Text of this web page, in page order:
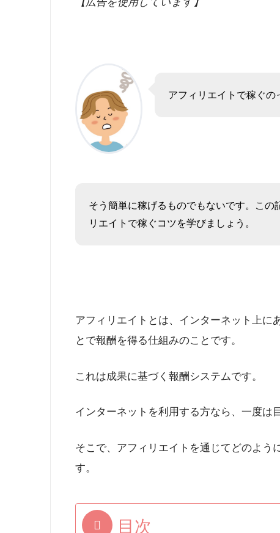
アフィリエイトで稼ぐ
そう簡単に稼げるものでもないです。この
リエイトで稼ぐコツを学びましょう。
アフィリエイトとは、インターネット上に
とで報酬を得る仕組みのことです。
これは成果に基づく報酬システムです。
インターネットを利用する方なら、一度は
そこで、アフィリエイトを通じてどのよう
す。
目次